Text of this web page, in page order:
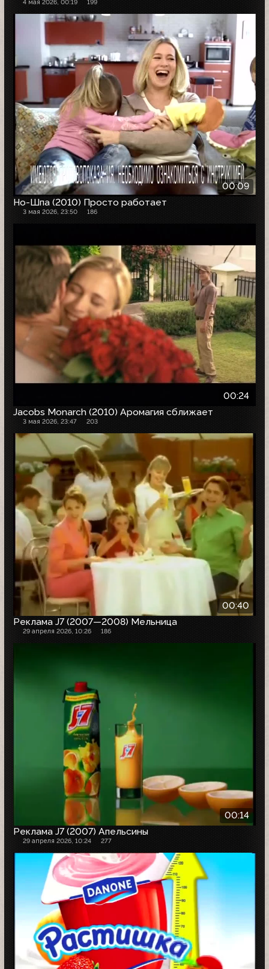
4 мая 2026, 00:19 199
00:09
Но-Шпа (2010) Просто работает
3 мая 2026, 23:50 186
00:24
Jacobs Monarch (2010) Аромагия сближает
3 мая 2026, 23:47 203
00:40
Реклама J7 (2007—2008) Мельница
29 апреля 2026, 10:26 186
00:14
Реклама J7 (2007) Апельсины
29 апреля 2026, 10:24 277